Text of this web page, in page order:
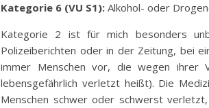
Kategorie 6 (VU S1): Alkohol- oder
Kategorie 2 ist für mich besonders
Polizeiberichten oder in der Zeitung, bei
immer Menschen vor, die wegen ihrer
lebensgefährlich verletzt heißt). Die
Menschen schwer oder schwerst